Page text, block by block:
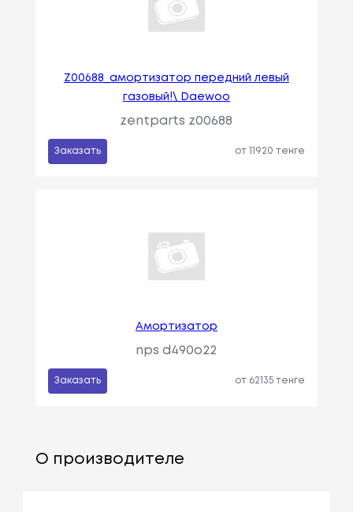
Z00688_амортизатор передний левый
газовый!\ Daewoo
zentparts z00688
Заказать от 11920 тенге
Амортизатор
nps d490o22
Заказать от 62135 тенге
О производителе